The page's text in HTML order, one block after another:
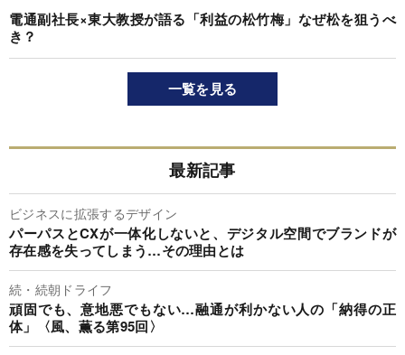
電通副社長×東大教授が語る「利益の松竹梅」なぜ松を狙うべ
き？
一覧を見る
最新記事
ビジネスに拡張するデザイン
パーパスとCXが一体化しないと、デジタル空間でブランドが
存在感を失ってしまう…その理由とは
続・続朝ドライフ
頑固でも、意地悪でもない…融通が利かない人の「納得の正
体」〈風、薫る第95回〉